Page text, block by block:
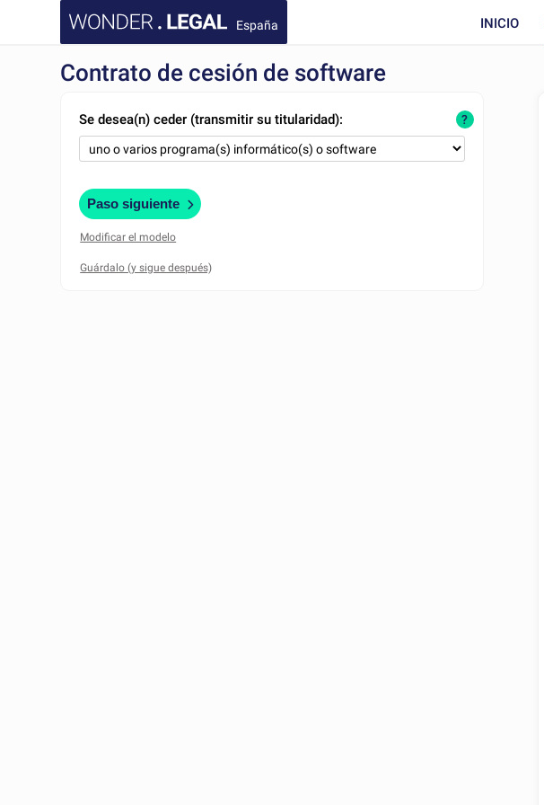
España INICIO
Contrato de cesión de software
Se desea(n) ceder (transmitir su titularidad): ?
Paso siguiente
Modificar el modelo